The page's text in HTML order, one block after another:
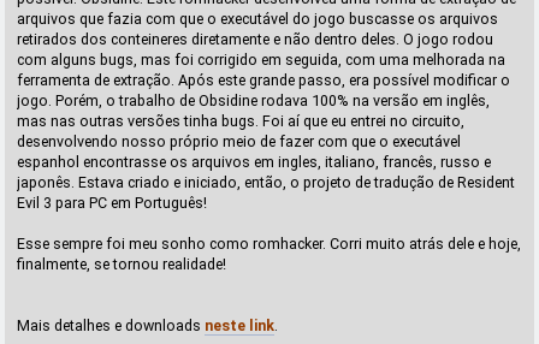
arquivos que fazia com que o executável do jogo buscasse os arquivos
retirados dos conteineres diretamente e não dentro deles. O jogo rodou
com alguns bugs, mas foi corrigido em seguida, com uma melhorada na
ferramenta de extração. Após este grande passo, era possível modificar o
jogo. Porém, o trabalho de Obsidine rodava 100% na versão em inglês,
mas nas outras versões tinha bugs. Foi aí que eu entrei no circuito,
desenvolvendo nosso próprio meio de fazer com que o executável
espanhol encontrasse os arquivos em ingles, italiano, francês, russo e
japonês. Estava criado e iniciado, então, o projeto de tradução de Resident
Evil 3 para PC em Português!
Esse sempre foi meu sonho como romhacker. Corri muito atrás dele e hoje,
finalmente, se tornou realidade!
Mais detalhes e downloads neste link.